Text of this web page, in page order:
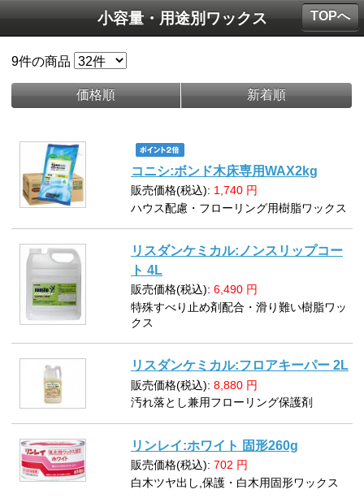
小容量・用途別ワックス
9件の商品
価格順 新着順
コニシ:ボンド木床専用WAX2kg
販売価格(税込): 1,740 円
ハウス配慮・フローリング用樹脂ワックス
リスダンケミカル:ノンスリップコー
ト 4L
販売価格(税込): 6,490 円
特殊すべり止め剤配合・滑り難い樹脂ワッ
クス
リスダンケミカル:フロアキーパー 2L
販売価格(税込): 8,880 円
汚れ落とし兼用フローリング保護剤
リンレイ:ホワイト 固形260g
販売価格(税込): 702 円
白木ツヤ出し,保護・白木用固形ワックス
TOPへ